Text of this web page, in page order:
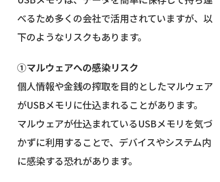
べるため多くの会社で活用されていますが、以
下のようなリスクもあります。
①マルウェアへの感染リスク
個人情報や金銭の搾取を目的としたマルウェア
がUSBメモリに仕込まれることがあります。
マルウェアが仕込まれているUSBメモリを気づ
かずに利用することで、デバイスやシステム内
に感染する恐れがあります。